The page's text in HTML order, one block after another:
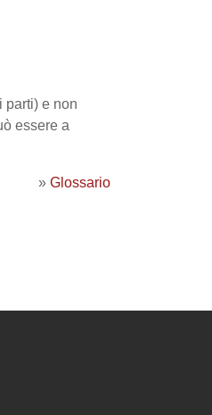
parti) e non
essere a
» Glossario